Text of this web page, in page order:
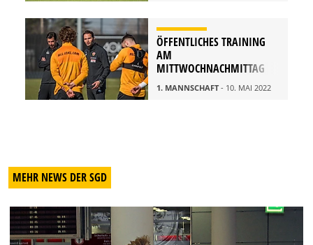
ÖFFENTLICHES TRAINING
AM
MITTWOCHNACHMITTAG
1. MANNSCHAFT- 10. MAI 2022
MEHR NEWS DER SGD